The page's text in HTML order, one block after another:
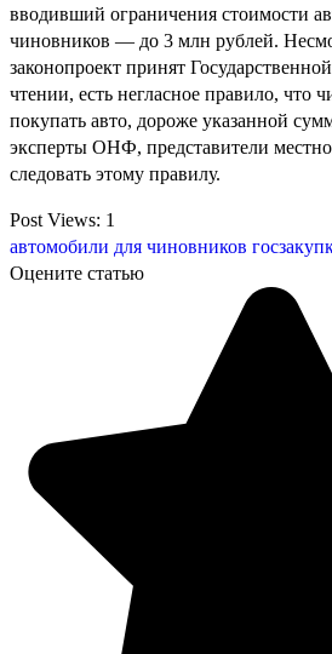
вводивший ограничения стоимости
чиновников — до 3 млн рублей.
законопроект принят
чтении, есть негласное правило, что
покупать авто, дороже указанной
эксперты ОНФ, представители
следовать этому правилу.
Post Views: 1
автомобили для чиновников
Оцените статью